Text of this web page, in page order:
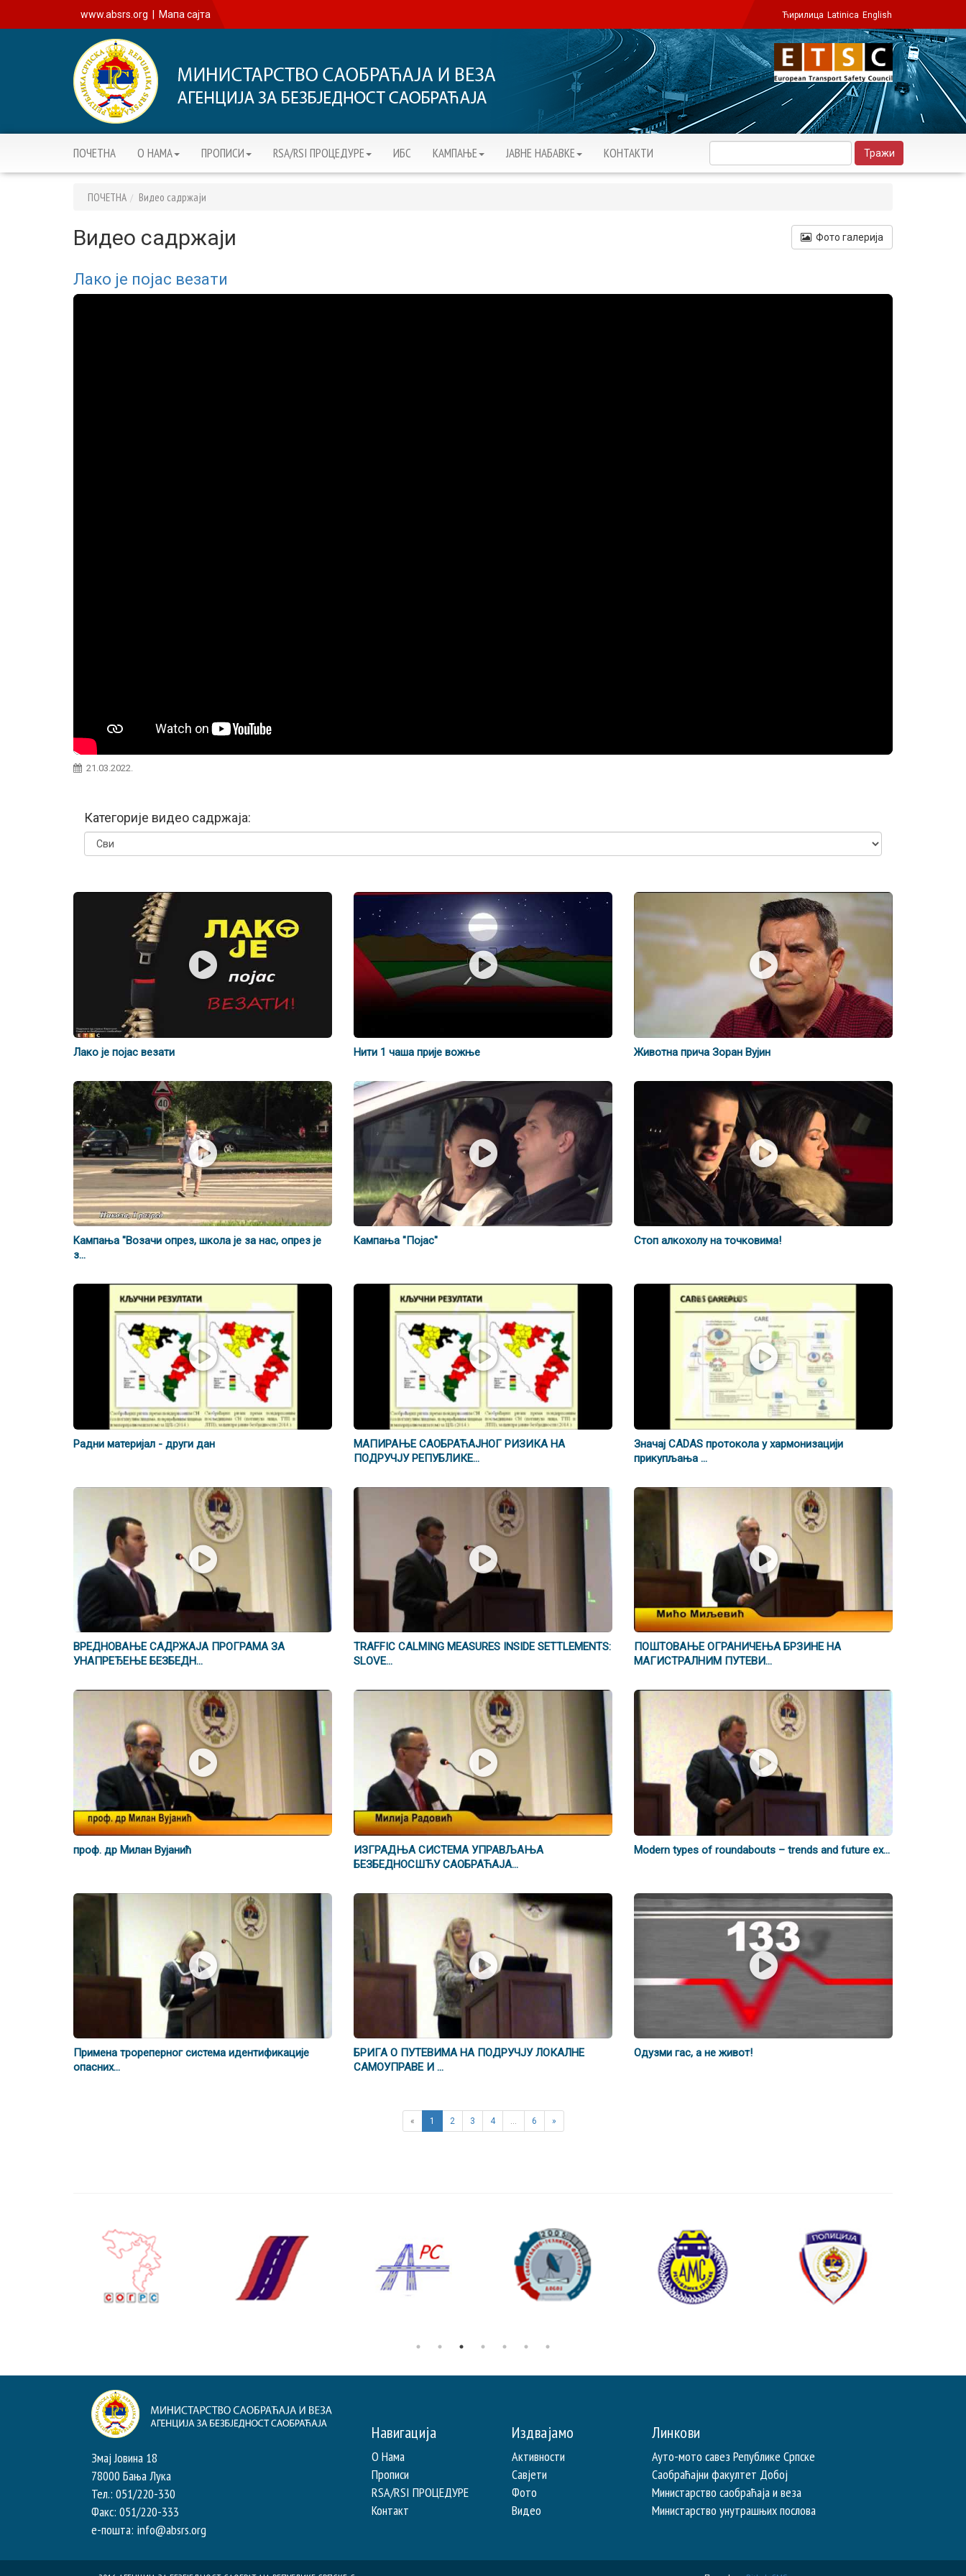
www.absrs.org Мапа сајта Ћирилица Latinica English
ПОЧЕТНА О НАМА ПРОПИСИ RSA/RSI ПРОЦЕДУРЕ ИБС KАМПАЊЕ ЈАВНЕ НАБАВКЕ КОНТАКТИ
ПОЧЕТНА Видео садржаји
Видео садржаји Фото галерија
Лако је појас везати
21.03.2022.
Категорије видео садржаја:
Лако је појас везати Нити 1 чаша прије вожње Животна прича Зоран Вујин
Kампања "Возачи опрез, школа је за нас, опрез је
з...
Kaмпања "Појас" Стоп алкохолу на точковима!
Радни материјал - други дан
МАПИРАЊЕ САОБРАЋАЈНОГ РИЗИКА НА
ПОДРУЧЈУ РЕПУБЛИКЕ...
Значај CADAS протокола у хармонизацији
прикупљања ...
ВРЕДНОВАЊЕ САДРЖАЈА ПРОГРАМА ЗА
УНАПРЕЂЕЊЕ БЕЗБЕДН...
TRAFFIC CALMING MEASURES INSIDE SETTLEMENTS:
SLOVE...
ПОШТОВАЊЕ ОГРАНИЧЕЊА БРЗИНЕ НА
МАГИСТРАЛНИМ ПУТЕВИ...
проф. др Милан Вујанић
ИЗГРАДЊА СИСТЕМА УПРАВЉАЊА
БЕЗБЕДНОСШЋУ САОБРАЋАЈА...
Modern types of roundabouts – trends and future ex...
Примена трореперног система идентификације
опасних...
БРИГА О ПУТЕВИМА НА ПОДРУЧЈУ ЛОКАЛНЕ
САМОУПРАВЕ И ...
Одузми гас, а не живот!
« 1 2 3 4 … 6 »
Змај Јовина 18
78000 Бања Лука
Тел.: 051/220-330
Факс: 051/220-333
e-пошта: info@absrs.org
Навигација
О Нама
Прописи
RSA/RSI ПРОЦЕДУРЕ
Контакт
Издвајамо
Активности
Савјети
Фото
Видео
Линкови
Ауто-мото савез Републике Српске
Саобраћајни факултет Добој
Министарство саобраћаја и веза
Министарство унутрашњих послова